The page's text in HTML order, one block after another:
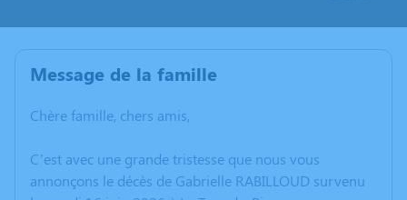
Message de la famille
Chère famille, chers amis,
C’est avec une grande tristesse que nous vous
annonçons le décès de Gabrielle RABILLOUD survenu